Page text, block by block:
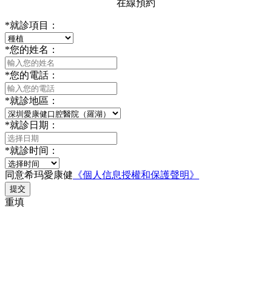
在線預約
*就診項目：
*您的姓名：
*您的電話：
*就診地區：
*就診日期：
*就診时间：
同意希玛愛康健 《個人信息授權和保護聲明》
提交
重填